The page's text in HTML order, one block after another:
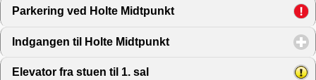
Parkering ved Holte Midtpunkt click to expand contents
Indgangen til Holte Midtpunkt click to expand contents
Elevator fra stuen til 1. sal